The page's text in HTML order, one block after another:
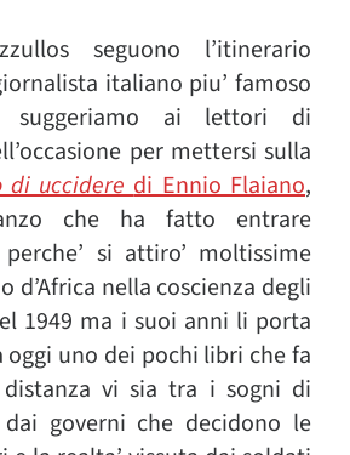
seguono l’itinerario
italiano piu’ famoso
ai lettori di
per mettersi sulla
di uccideredi Ennio Flaiano,
che ha fatto entrare
si attiro’ moltissime
d’Africa nella coscienza degli
1949 ma i suoi anni li porta
oggi uno dei pochi libri che fa
vi sia tra i sogni di
governi che decidono le